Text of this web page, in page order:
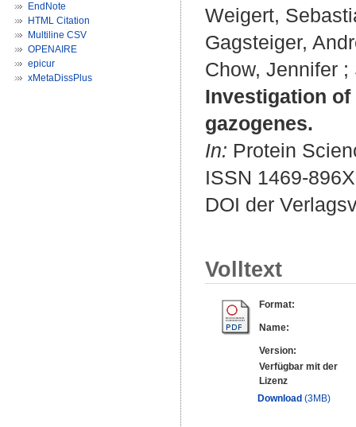
EndNote
HTML Citation
Multiline CSV
OPENAIRE
epicur
xMetaDissPlus
Weigert,
Gagsteiger,
Chow, Jennifer ;
Investigation
gazogenes.
In: Protein
ISSN 1469-896X
DOI der
Volltext
Format:
Name:
Version:
Verfügbar mit der
Lizenz
Download (3MB)